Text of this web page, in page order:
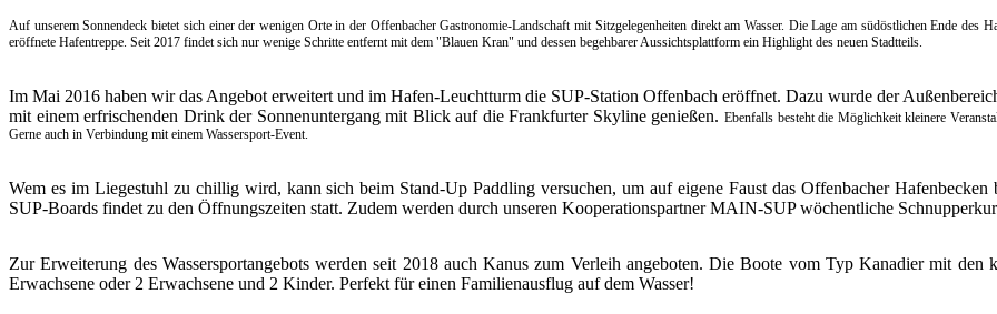
Auf unserem Sonnendeck bietet sich einer der wenigen Orte in der Offenbacher Gastronomie-Landschaft mit Sitzgelegenheiten direkt am Wasser. Die Lage am südöstlichen Ende des
eröffnete Hafentreppe. Seit 2017 findet sich nur wenige Schritte entfernt mit dem "Blauen Kran" und dessen begehbarer Aussichtsplattform ein Highlight des neuen Stadtteils.
Im Mai 2016 haben wir das Angebot erweitert und im Hafen-Leuchtturm die SUP-Station Offenbach eröffnet. Dazu wurde der
mit einem erfrischenden Drink der Sonnenuntergang mit Blick auf die Frankfurter Skyline genießen. Ebenfalls besteht die Möglichkeit kleinere
Gerne auch in Verbindung mit einem Wassersport-Event.
Wem es im Liegestuhl zu chillig wird, kann sich beim Stand-Up Paddling versuchen, um auf eigene Faust das Offenbacher
SUP-Boards findet zu den Öffnungszeiten statt. Zudem werden durch unseren Kooperationspartner MAIN-SUP wöchentliche
Zur Erweiterung des Wassersportangebots werden seit 2018 auch Kanus zum Verleih angeboten. Die Boote vom Typ Kanadier mit
Erwachsene oder 2 Erwachsene und 2 Kinder. Perfekt für einen Familienausflug auf dem Wasser!